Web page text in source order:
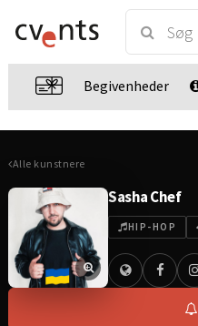
Begivenheder
Alle kunstnere
Sasha Chef
HIP-HOP